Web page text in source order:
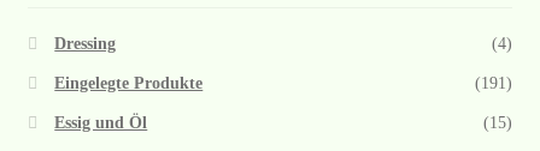
Dressing (4)
Eingelegte Produkte (191)
Essig und Öl (15)